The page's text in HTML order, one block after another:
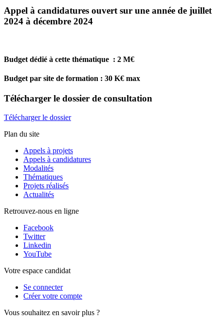
Appel à candidatures ouvert sur une année de juillet
2024 à décembre 2024
Budget dédié à cette thématique : 2 M€
Budget par site de formation : 30 K€ max
Télécharger le dossier de consultation
Télécharger le dossier
Plan du site
Appels à projets
Appels à candidatures
Modalités
Thématiques
Projets réalisés
Actualités
Retrouvez-nous en ligne
Facebook
Twitter
Linkedin
YouTube
Votre espace candidat
Se connecter
Créer votre compte
Vous souhaitez en savoir plus ?